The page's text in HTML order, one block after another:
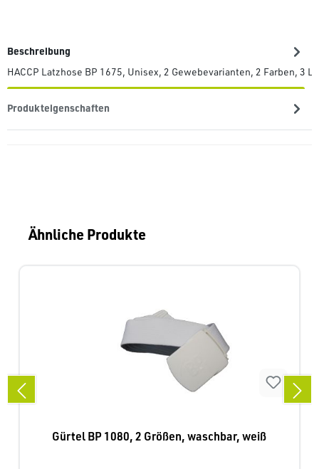
Beschreibung
HACCP Latzhose BP 1675, Unisex, 2 Gewebevarianten, 2 Farben,
Produkteigenschaften
Produktgalerie überspringen
Ähnliche Produkte
Gürtel BP 1080, 2 Größen, waschbar, weiß